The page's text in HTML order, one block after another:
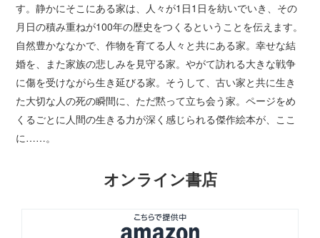
す。静かにそこにある家は、人々が1日1日を紡いでいき、その
月日の積み重ねが100年の歴史をつくるということを伝えます。
自然豊かななかで、作物を育てる人々と共にある家。幸せな結
婚を、また家族の悲しみを見守る家。やがて訪れる大きな戦争
に傷を受けながら生き延びる家。そうして、古い家と共に生き
た大切な人の死の瞬間に、ただ黙って立ち会う家。ページをめ
くるごとに人間の生きる力が深く感じられる傑作絵本が、ここ
に……。
オンライン書店